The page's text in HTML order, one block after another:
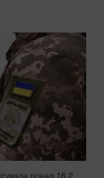
понад 16,2